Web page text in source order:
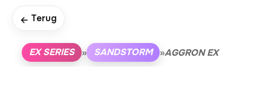
← Terug
EX SERIES » SANDSTORM »AGGRON EX